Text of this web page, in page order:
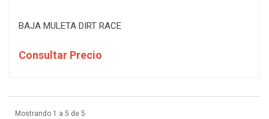
BAJA MULETA DIRT RACE
Consultar Precio
Mostrando 1 a 5 de 5